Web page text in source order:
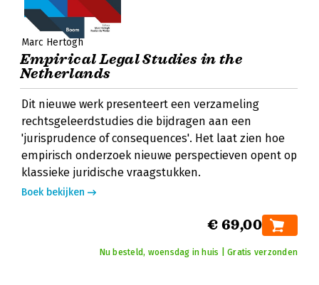
Marc Hertogh
Empirical Legal Studies in the
Netherlands
Dit nieuwe werk presenteert een verzameling
rechtsgeleerdstudies die bijdragen aan een
'jurisprudence of consequences'. Het laat zien hoe
empirisch onderzoek nieuwe perspectieven opent op
klassieke juridische vraagstukken.
Boek bekijken
€ 69,00
Nu besteld, woensdag in huis | Gratis verzonden